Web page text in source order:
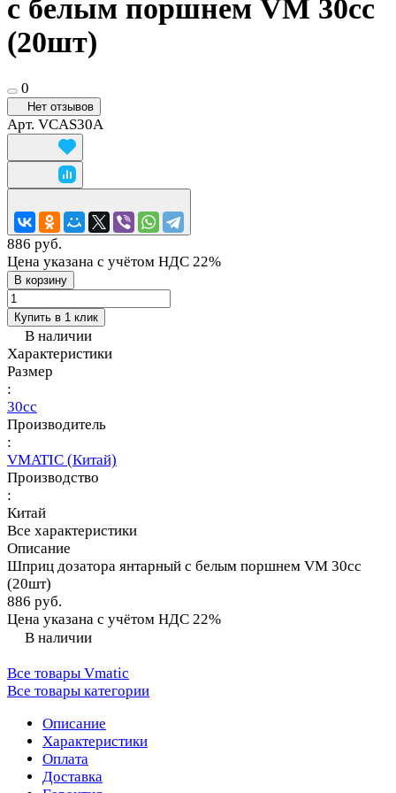
с белым поршнем VM 30сс
(20шт)
0
Нет отзывов
Арт. VCAS30A
886 руб.
Цена указана с учётом НДС 22%
В корзину
Купить в 1 клик
В наличии
Характеристики
Размер
:
30сс
Производитель
:
VMATIC (Китай)
Производство
:
Китай
Все характеристики
Описание
Шприц дозатора янтарный с белым поршнем VM 30сс
(20шт)
886 руб.
Цена указана с учётом НДС 22%
В наличии
Все товары Vmatic
Все товары категории
Описание
Характеристики
Оплата
Доставка